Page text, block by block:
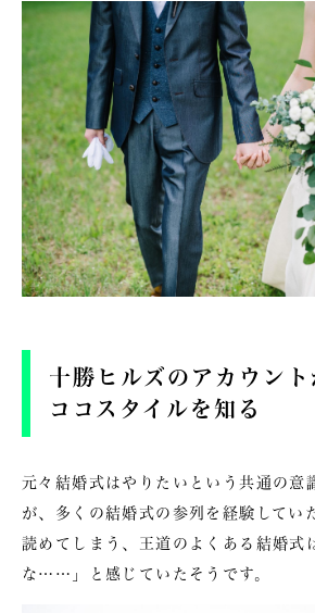
十勝ヒルズのアカウン
ココスタイルを知る
元々結婚式はやりたいという共通の意
が、多くの結婚式の参列を経験してい
読めてしまう、王道のよくある結婚式
な……」と感じていたそうです。